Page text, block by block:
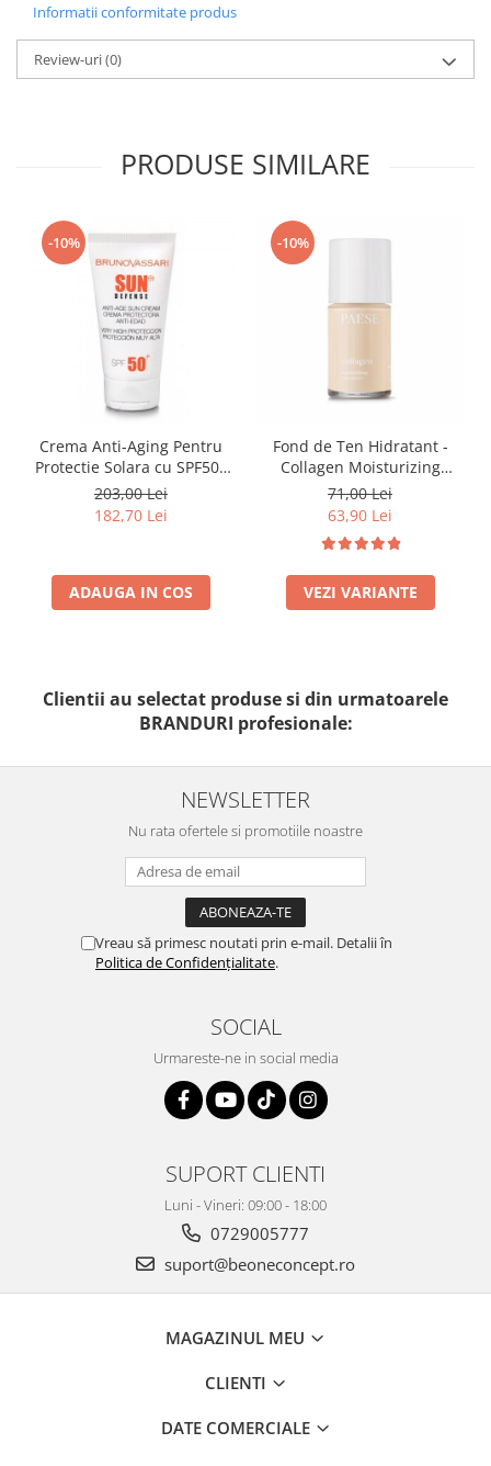
Informatii conformitate produs
Review-uri(0)
PRODUSE SIMILARE
-10%
Crema Anti-Aging Pentru
Protectie Solara cu SPF50+
50ml - Anti -Age Sun Cream
SPF50+ - Bruno Vassari
203,00 Lei
182,70 Lei
ADAUGA IN COS
-10%
Fond de Ten Hidratant -
Collagen Moisturizing
Foundation-300n Vanilla
71,00 Lei
63,90 Lei
VEZI VARIANTE
Clientii au selectat produse si din urmatoarele
BRANDURI profesionale:
NEWSLETTER
Nu rata ofertele si promotiile noastre
Vreau să primesc noutati prin e-mail. Detalii în
Politica de Confidențialitate.
SOCIAL
Urmareste-ne in social media
SUPORT CLIENTI
Luni - Vineri: 09:00 - 18:00
0729005777
suport@beoneconcept.ro
MAGAZINUL MEU
CLIENTI
DATE COMERCIALE